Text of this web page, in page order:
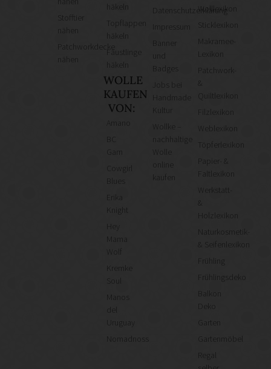
Stofftier
Patchworkdecke
häkeln
Topflappen
häkeln
Fäustlinge
häkeln
WOLLE
KAUFEN
VON:
Cowgirl
Knight
Mama
Wolf
Kremke
Manos
Uruguay
Nomadnoss
Datenschutzerklärung
Kultur
Wollke –
nachhaltige
kaufen
Wolllexikon
Sticklexikon
Makramee-
Lexikon
Patchwork-
&
Quiltlexikon
Weblexikon
Töpferlexikon
Papier- &
Faltlexikon
Werkstatt-
&
Holzlexikon
Naturkosmetik-
& Seifenlexikon
Frühling
Frühlingsdeko
Balkon
Deko
Garten
Gartenmöbel
Regal